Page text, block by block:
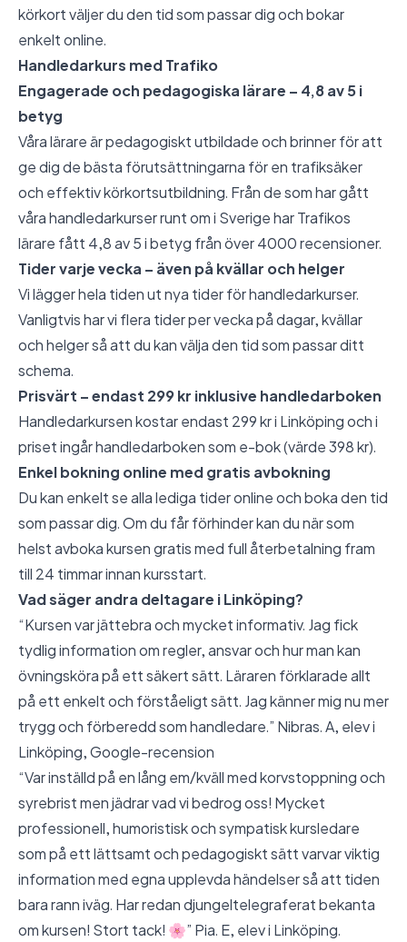
körkort väljer du den tid som passar dig och bokar
enkelt online.
Handledarkurs med Trafiko
Engagerade och pedagogiska lärare – 4,8 av 5 i
betyg
Våra lärare är pedagogiskt utbildade och brinner för att
ge dig de bästa förutsättningarna för en trafiksäker
och effektiv körkortsutbildning. Från de som har gått
våra handledarkurser runt om i Sverige har Trafikos
lärare fått 4,8 av 5 i betyg från över 4000 recensioner.
Tider varje vecka – även på kvällar och helger
Vi lägger hela tiden ut nya tider för handledarkurser.
Vanligtvis har vi flera tider per vecka på dagar, kvällar
och helger så att du kan välja den tid som passar ditt
schema.
Prisvärt – endast 299 kr inklusive handledarboken
Handledarkursen kostar endast 299 kr i Linköping och i
priset ingår handledarboken som e-bok (värde 398 kr).
Enkel bokning online med gratis avbokning
Du kan enkelt se alla lediga tider online och boka den tid
som passar dig. Om du får förhinder kan du när som
helst avboka kursen gratis med full återbetalning fram
till 24 timmar innan kursstart.
Vad säger andra deltagare i Linköping?
“Kursen var jättebra och mycket informativ. Jag fick
tydlig information om regler, ansvar och hur man kan
övningsköra på ett säkert sätt. Läraren förklarade allt
på ett enkelt och förståeligt sätt. Jag känner mig nu mer
trygg och förberedd som handledare.” Nibras. A, elev i
Linköping,Google-recension
“Var inställd på en lång em/kväll med korvstoppning och
syrebrist men jädrar vad vi bedrog oss! Mycket
professionell, humoristisk och sympatisk kursledare
som på ett lättsamt och pedagogiskt sätt varvar viktig
information med egna upplevda händelser så att tiden
bara rann iväg. Har redan djungeltelegraferat bekanta
om kursen! Stort tack! 🌸” Pia. E, elev i Linköping.